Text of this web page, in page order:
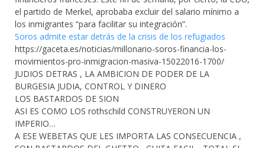
el partido de Merkel, aprobaba excluir del salario mínimo a
los inmigrantes “para facilitar su integración”.
Soros admite estar detrás de la crisis de los refugiados
https://gaceta.es/noticias/millonario-soros-financia-los-
movimientos-pro-inmigracion-masiva-15022016-1700/
JUDIOS DETRAS , LA AMBICION DE PODER DE LA
BURGESIA JUDIA, CONTROL Y DINERO
LOS BASTARDOS DE SION
ASI ES COMO LOS rothschild CONSTRUYERON UN
IMPERIO…
A ESE WEBETAS QUE LES IMPORTA LAS CONSECUENCIA ,